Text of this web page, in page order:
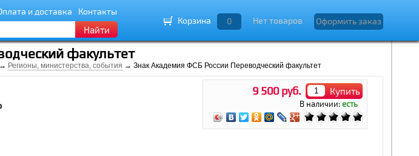
и доставка Контакты
Найти
Корзина 0 Нет товаров Оформить заказ
факультет
→ Регионы, министерства, события → Знак Академия ФСБ России Переводческий факультет
9 500 руб. Купить
В наличии:есть